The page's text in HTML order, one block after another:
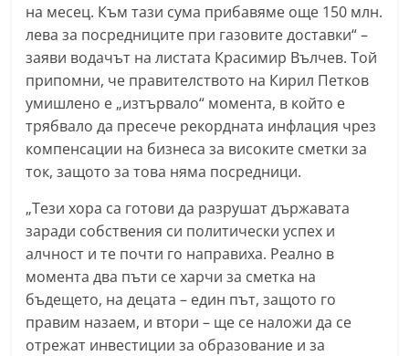
на месец. Към тази сума прибавяме още 150 млн.
лева за посредниците при газовите доставки“ –
заяви водачът на листата Красимир Вълчев. Той
припомни, че правителството на Кирил Петков
умишлено е „изтървало“ момента, в който е
трябвало да пресече рекордната инфлация чрез
компенсации на бизнеса за високите сметки за
ток, защото за това няма посредници.
„Тези хора са готови да разрушат държавата
заради собствения си политически успех и
алчност и те почти го направиха. Реално в
момента два пъти се харчи за сметка на
бъдещето, на децата – един път, защото го
правим назаем, и втори – ще се наложи да се
отрежат инвестиции за образование и за